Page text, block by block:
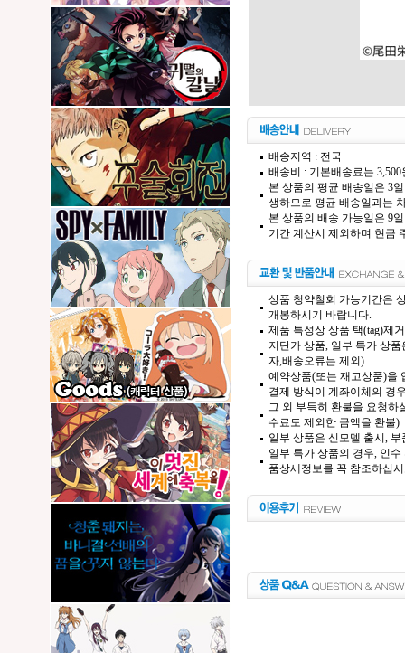
배송지역 : 전국
배송비 : 기본배송료는
본 상품의 평균 배송일은 3
생하므로 평균 배송일과는
본 상품의 배송 가능일은 9
기간 계산시 제외하며 현금
상품 청약철회 가능기간은
개봉하시기 바랍니다.
제품 특성상 상품 택(tag)제
저단가 상품, 일부 특가 상
자,배송오류는 제외)
예약상품(또는 재고상품)을
결제 방식이 계좌이체의 경
그 외 부득히 환불을 요청하
수료도 제외한 금액을 환불)
일부 상품은 신모델 출시,
일부 특가 상품의 경우, 인
품상세정보를 꼭 참조하십